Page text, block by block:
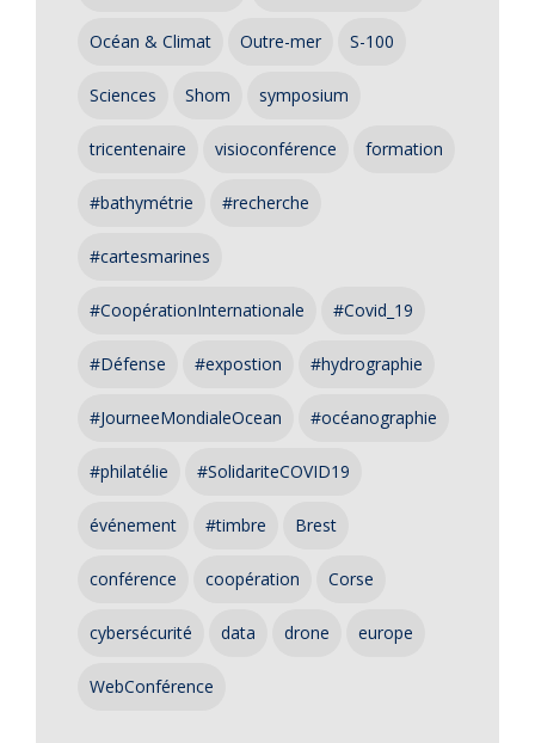
Océan & Climat Outre-mer S-100
Sciences Shom symposium
tricentenaire visioconférence formation
#bathymétrie #recherche
#cartesmarines
#CoopérationInternationale #Covid_19
#Défense #expostion #hydrographie
#JourneeMondialeOcean #océanographie
#philatélie #SolidariteCOVID19
événement #timbre Brest
conférence coopération Corse
cybersécurité data drone europe
WebConférence